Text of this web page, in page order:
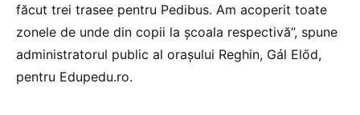
făcut trei trasee pentru Pedibus. Am acoperit toate
zonele de unde din copii la școala respectivă”, spune
administratorul public al orașului Reghin, Gál Előd,
pentru Edupedu.ro.